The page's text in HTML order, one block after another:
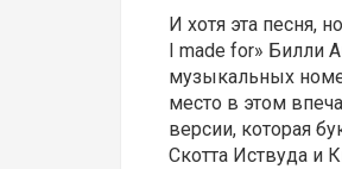
И хотя эта песня,
I made for» Билли
музыкальных
место в этом
версии, которая
Скотта Иствуда и